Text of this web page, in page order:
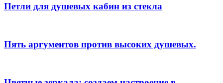
Петли для душевых кабин из стекла
Пять аргументов против высоких душевых.